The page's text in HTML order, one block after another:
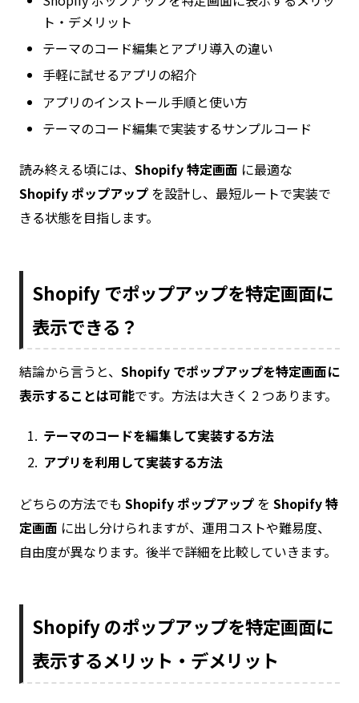
ト・デメリット
テーマのコード編集とアプリ導入の違い
手軽に試せるアプリの紹介
アプリのインストール手順と使い方
テーマのコード編集で実装するサンプルコード
読み終える頃には、 Shopify 特定画面 に最適な
Shopify ポップアップ を設計し、最短ルートで実装で
きる状態を目指します。
Shopify でポップアップを特定画面に
表示できる？
結論から言うと、 Shopify でポップアップを特定画面に
表示することは可能です。方法は大きく 2 つあります。
テーマのコードを編集して実装する方法
アプリを利用して実装する方法
どちらの方法でも Shopify ポップアップ を Shopify 特
定画面 に出し分けられますが、運用コストや難易度、
自由度が異なります。後半で詳細を比較していきます。
Shopify のポップアップを特定画面に
表示するメリット・デメリット